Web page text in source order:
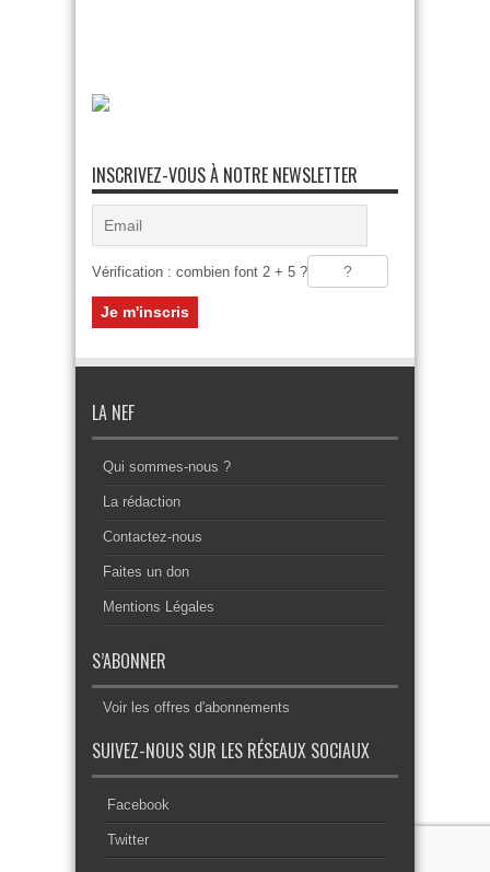
INSCRIVEZ-VOUS À NOTRE NEWSLETTER
Vérification : combien font 2 + 5 ?
LA NEF
Qui sommes-nous ?
La rédaction
Contactez-nous
Faites un don
Mentions Légales
S’ABONNER
Voir les offres d'abonnements
SUIVEZ-NOUS SUR LES RÉSEAUX SOCIAUX
Facebook
Twitter